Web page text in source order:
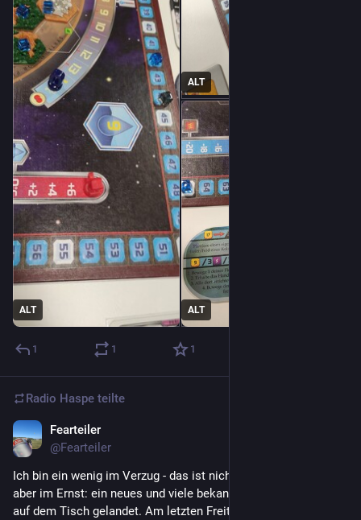
ALT
ALT
ALT
1 1 1
Radio Haspe teilte
Fearteiler
@Fearteiler
Ich bin ein wenig im Verzug - das ist nicht gut (höhö). Nun
aber im Ernst: ein neues und viele bekannte
auf dem Tisch gelandet. Am letzten Freitag kam eine 3er-